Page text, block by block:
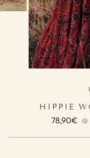
HIPPIE
78,90€